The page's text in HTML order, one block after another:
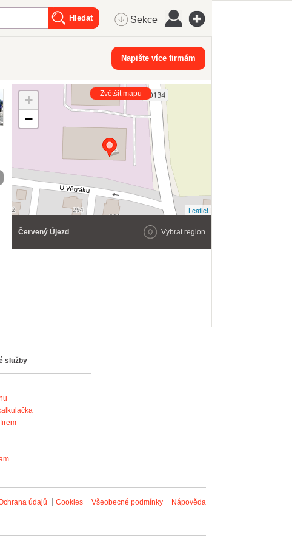
Sekce
Napište více firmám
+
−
Leaflet
Zvětšit mapu
Červený Újezd Vybrat region
služby
údajů Cookies Všeobecné podmínky Nápověda